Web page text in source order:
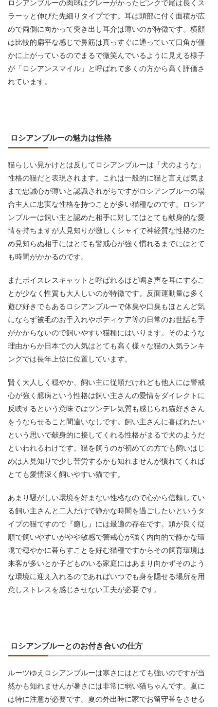
ロシアンブルーの肉球はグレーがかったピンクで尾は長くス
ラーッと伸びた先細りタイプです。耳は頭部に付く面積が広
めで両側に向かって突き出し耳介は薄いのが特徴です。横顔
は比較的扁平な感じで鼻筋は真っすぐに通っていて口角が僅
かに上がっているのでまるで微笑んでいるように見える様子
が「ロシアンスマイル」と呼ばれて多くの方から高く評価さ
れています。
ロシアンブルーの魅力は性格
猫らしい見かけとは反してロシアンブルーは「犬のような」
性格の猫だと表現されます。これは一般的に猫と言えば気ま
まで忠誠心が薄いと認識されがちですがロシアンブルーの場
合主人に忠実な性格を持つことが多い猫種なのです。ロシア
ンブルーは飼い主と認めた相手に対してはとても献身的な愛
情を持ちますが人見知りが激しくシャイで神経質な性格のた
め見知らぬ相手にはとても警戒心が強く慣れるまでにはとて
も時間がかかるのです。
またボイスレスキャットと呼ばれるほど鳴き声を耳にするこ
とが少なく性質も大人しいのが特徴です。反面運動量は多く
遊び好きでもあるロシアンブルーで体臭や口臭もほとんど気
にならず被毛のお手入れやボディケア等の日常のお世話も手
がかからないので飼いやすい猫種にはいります。そのような
理由からか日本での人気はとても高く様々な猫の人気ランキ
ングでは長年上位に位置しています。
賢く大人しく穏やか、飼い主に従順だけれども他人には警戒
心が強く臆病という性格は飼い主さんの愛情をダイレクトに
反映するという意味ではツンデレ気質も感じられ猫好きさん
をうならせること間違いなしです。飼い主さんに喜ばれたい
という思いで献身的に接してくれる性格がまるで犬のようだ
といわれるわけです。猫を飼うのが初めての方でも飼いはじ
めは人見知りで少し苦労するかも知れませんが慣れてくれば
とても愛情深く飼いやすい猫です。
あまり騒がしい環境を好まない性格なので心から信頼してい
る飼い主さんと二人だけで静かな時間を過ごしたいというタ
イプの猫ですので『癒し』には最適の存在です。頭が良く従
順で飼いやすいがやや敏感で警戒心が強く内向的で静かな環
境で穏やかに暮らすことを好む猫種ですからその飼育環境は
来客が多いとか子どものいる家庭にはあまり向かずそのよう
な環境に迎え入れるのであればいつでも身を隠せる場所を用
意しストレスを感じさせない工夫が必要です。
ロシアンブルーとのお付き合いの仕方
ルーツゆえロシアンブルーは寒さにはとても強いのですが当
然かも知れませんが暑さには非常に弱い猫ちゃんです。夏に
は特に注意が必要です。夏の外出時に家でお留守番をさせる